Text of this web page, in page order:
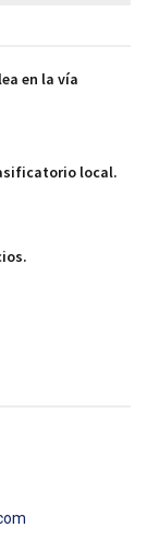
en la vía
local.